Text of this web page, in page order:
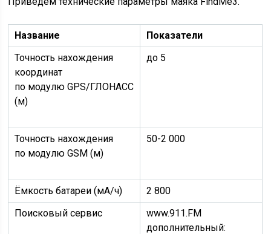
Название
Показатели
Точность нахождения
координат
по модулю GPS/ГЛОНАСС
(м)
до 5
Точность нахождения
по модулю GSM (м)
50-2 000
Ёмкость батареи (мА/ч)
2 800
Поисковый сервис
www.911.FM
дополнительный: